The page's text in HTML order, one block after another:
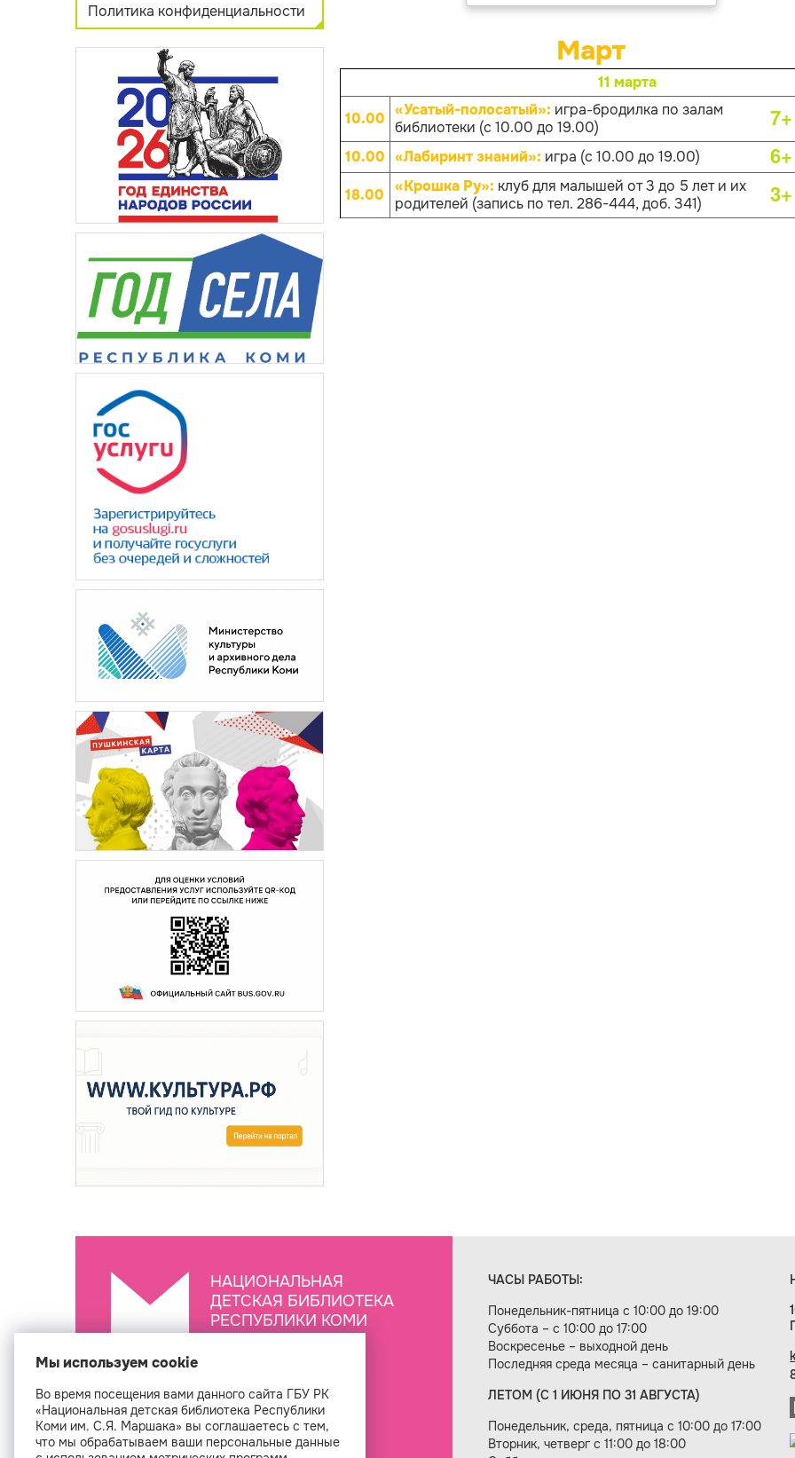
Политика конфиденциальности
Март
11 марта
10.00 «Усатый-полосатый»: игра-бродилка по залам
библиотеки (с 10.00 до 19.00)
7+
10.00 «Лабиринт знаний»: игра (с 10.00 до 19.00) 6+
18.00 «Крошка Ру»: клуб для малышей от 3 до 5 лет и их
родителей (запись по тел. 286-444, доб. 341)
3+
НАЦИОНАЛЬНАЯ
ДЕТСКАЯ БИБЛИОТЕКА
РЕСПУБЛИКИ КОМИ
ЧАСЫ РАБОТЫ:
Понедельник-пятница с 10:00 до 19:00
Суббота – с 10:00 до 17:00
Воскресенье – выходной день
Последняя среда месяца – санитарный день
ЛЕТОМ (С 1 ИЮНЯ ПО 31 АВГУСТА)
Понедельник, среда, пятница с 10:00 до 17:00
Вторник, четверг с 11:00 до 18:00
Создание сайта — веб-студия «Цифровой век»
Мы используем cookie
Во время посещения вами данного сайта ГБУ РК
«Национальная детская библиотека Республики
Коми им. С.Я. Маршака» вы соглашаетесь с тем,
что мы обрабатываем ваши персональные данные